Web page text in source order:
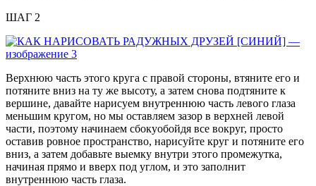
ШАГ 2
Верхнюю часть этого круга с правой стороны, втяните его и
потяните вниз на ту же высоту, а затем снова подтяните к
вершине, давайте нарисуем внутреннюю часть левого глаза
меньшим кругом, но мы оставляем зазор в верхней левой
части, поэтому начинаем сбокуобойдя все вокруг, просто
оставив ровное пространство, нарисуйте круг и потяните его
вниз, а затем добавьте выемку внутри этого промежутка,
начиная прямо и вверх под углом, и это заполнит
внутреннюю часть глаза.